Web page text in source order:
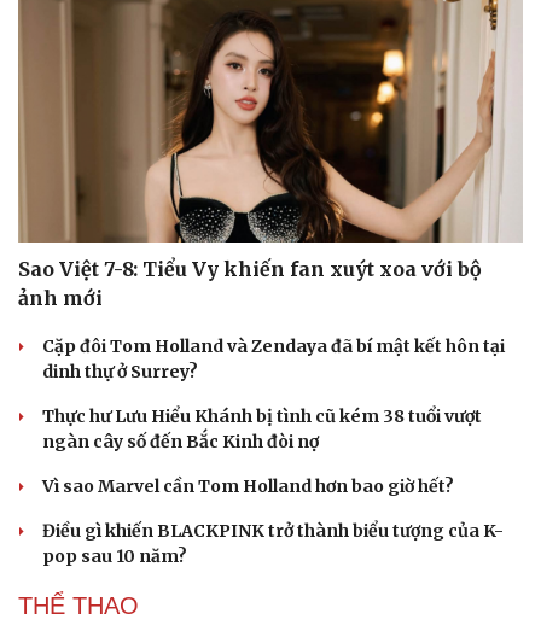
Du lịch
Săn Tour
check-in
Đọc truyện đêm khuya
Hạt giống tâm hồn
Sao Việt 7-8: Tiểu Vy khiến fan xuýt xoa với bộ
ảnh mới
Cặp đôi Tom Holland và Zendaya đã bí mật kết hôn tại
dinh thự ở Surrey?
Thực hư Lưu Hiểu Khánh bị tình cũ kém 38 tuổi vượt
ngàn cây số đến Bắc Kinh đòi nợ
Vì sao Marvel cần Tom Holland hơn bao giờ hết?
Điều gì khiến BLACKPINK trở thành biểu tượng của K-
pop sau 10 năm?
THỂ THAO